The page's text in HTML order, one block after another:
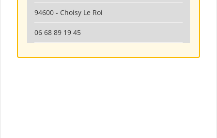
94600 - Choisy Le Roi
06 68 89 19 45